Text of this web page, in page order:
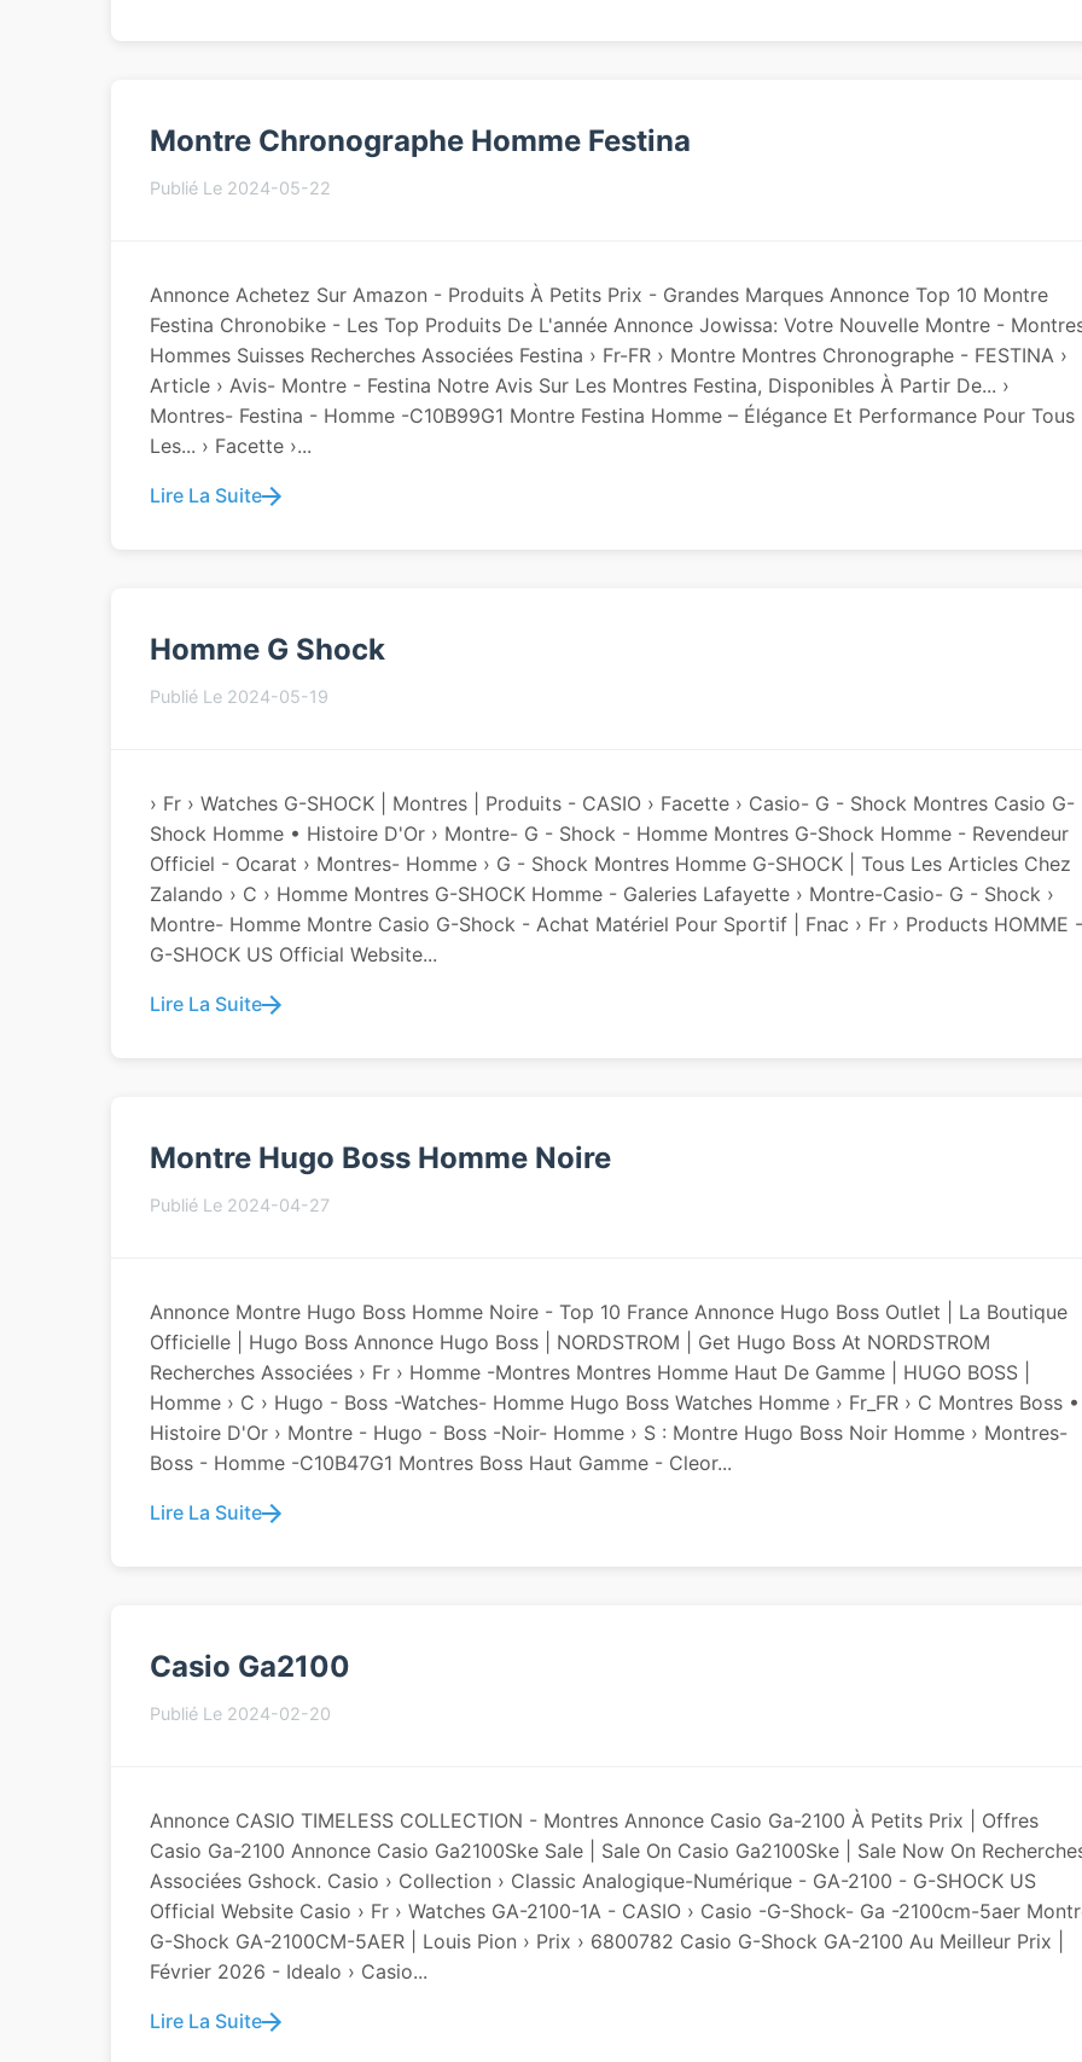
Montre Chronographe Homme Festina
Publié Le 2024-05-22
Annonce Achetez Sur Amazon - Produits À Petits Prix - Grandes Marques Annonce Top 10 Montre
Festina Chronobike - Les Top Produits De L'année Annonce Jowissa: Votre Nouvelle Montre -
Hommes Suisses Recherches Associées Festina › Fr-FR › Montre Montres Chronographe - FESTINA ›
Article › Avis- Montre - Festina Notre Avis Sur Les Montres Festina, Disponibles À Partir De... ›
Montres- Festina - Homme -C10B99G1 Montre Festina Homme – Élégance Et Performance Pour Tous
Les... › Facette ›...
Lire La Suite
Homme G Shock
Publié Le 2024-05-19
› Fr › Watches G-SHOCK | Montres | Produits - CASIO › Facette › Casio- G - Shock Montres Casio G-
Shock Homme • Histoire D'Or › Montre- G - Shock - Homme Montres G-Shock Homme - Revendeur
Officiel - Ocarat › Montres- Homme › G - Shock Montres Homme G-SHOCK | Tous Les Articles Chez
Zalando › C › Homme Montres G-SHOCK Homme - Galeries Lafayette › Montre-Casio- G - Shock ›
Montre- Homme Montre Casio G-Shock - Achat Matériel Pour Sportif | Fnac › Fr › Products HOMME -
G-SHOCK US Official Website...
Lire La Suite
Montre Hugo Boss Homme Noire
Publié Le 2024-04-27
Annonce Montre Hugo Boss Homme Noire - Top 10 France Annonce Hugo Boss Outlet | La Boutique
Officielle | Hugo Boss Annonce Hugo Boss | NORDSTROM | Get Hugo Boss At NORDSTROM
Recherches Associées › Fr › Homme -montres Montres Homme Haut De Gamme | HUGO BOSS |
Homme › C › Hugo - Boss -watches- Homme Hugo Boss Watches Homme › Fr_FR › C Montres Boss •
Histoire D'Or › Montre - Hugo - Boss -noir- Homme › S : Montre Hugo Boss Noir Homme › Montres-
Boss - Homme -C10B47G1 Montres Boss Haut Gamme - Cleor...
Lire La Suite
Casio Ga2100
Publié Le 2024-02-20
Annonce CASIO TIMELESS COLLECTION - Montres Annonce Casio Ga-2100 À Petits Prix | Offres
Casio Ga-2100 Annonce Casio Ga2100Ske Sale | Sale On Casio Ga2100Ske | Sale Now On
Associées Gshock. Casio › Collection › Classic Analogique-Numérique - GA-2100 - G-SHOCK US
Official Website Casio › Fr › Watches GA-2100-1A - CASIO › Casio -g-Shock- Ga -2100cm-5aer
G-Shock GA-2100CM-5AER | Louis Pion › Prix › 6800782 Casio G-Shock GA-2100 Au Meilleur Prix |
Février 2026 - Idealo › Casio...
Lire La Suite